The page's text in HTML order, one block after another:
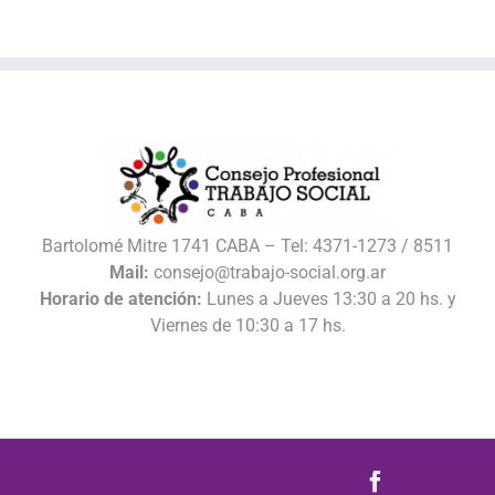
Bartolomé Mitre 1741 CABA – Tel: 4371-1273 / 8511
Mail: consejo@trabajo-social.org.ar
Horario de atención: Lunes a Jueves 13:30 a 20 hs. y
Viernes de 10:30 a 17 hs.